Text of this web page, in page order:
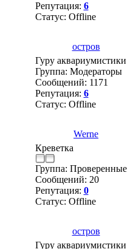
Репутация: 6
Статус: Offline
остров
Гуру аквариумистики
Группа: Модераторы
Сообщений: 1171
Репутация: 6
Статус: Offline
Werne
Креветка
Группа: Проверенные
Сообщений: 20
Репутация: 0
Статус: Offline
остров
Гуру аквариумистики